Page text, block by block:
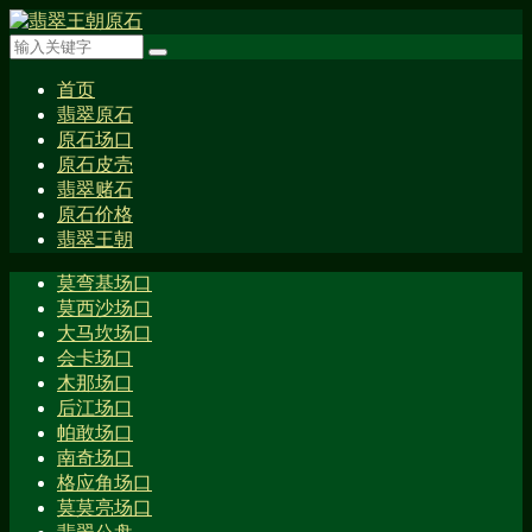
首页
翡翠原石
原石场口
原石皮壳
翡翠赌石
原石价格
翡翠王朝
莫弯基场口
莫西沙场口
大马坎场口
会卡场口
木那场口
后江场口
帕敢场口
南奇场口
格应角场口
莫莫亮场口